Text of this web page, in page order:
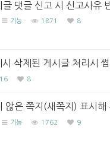
글 댓글 신고 시 신고사유
기능 1871 8
삭제된 게시글 처리시
8
않은 쪽지(새쪽지) 표시해
기능 1762 9